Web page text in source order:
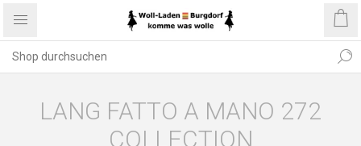
LANG FATTO A MANO 272
COLLECTION